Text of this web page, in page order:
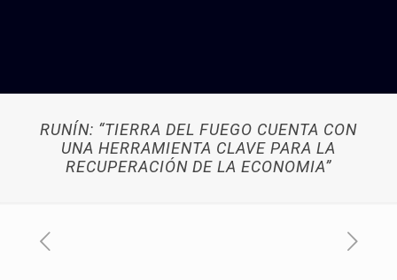
RUNÍN: “TIERRA DEL FUEGO CUENTA CON
UNA HERRAMIENTA CLAVE PARA LA
RECUPERACIÓN DE LA ECONOMIA”